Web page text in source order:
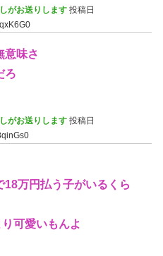
がお送りします 投稿日
意味さ
ろ
がお送りします 投稿日
万円払う子がいるくら
可愛いもんよ